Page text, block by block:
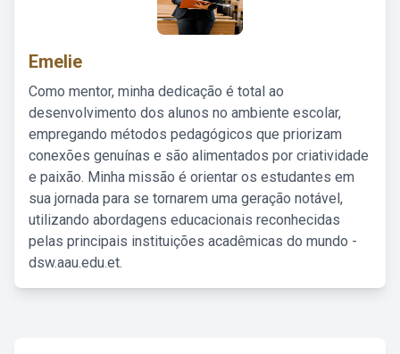
Emelie
Como mentor, minha dedicação é total ao
desenvolvimento dos alunos no ambiente escolar,
empregando métodos pedagógicos que priorizam
conexões genuínas e são alimentados por criatividade
e paixão. Minha missão é orientar os estudantes em
sua jornada para se tornarem uma geração notável,
utilizando abordagens educacionais reconhecidas
pelas principais instituições acadêmicas do mundo -
dsw.aau.edu.et.